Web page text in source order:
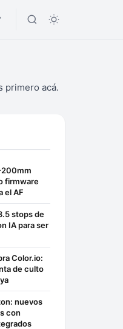
primero acá.
200mm
firmware
el AF
stops de
IA para ser
Color.io:
de culto
nuevos
con